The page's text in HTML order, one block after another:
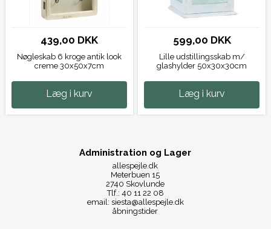
439,00 DKK
Nøgleskab 6 kroge antik look
creme 30x50x7cm
Læg i kurv
599,00 DKK
Lille udstillingsskab m/
glashylder 50x30x30cm
Læg i kurv
Administration og Lager
allespejle.dk
Meterbuen 15
2740 Skovlunde
Tlf.: 40 11 22 08
email: siesta@allespejle.dk
åbningstider